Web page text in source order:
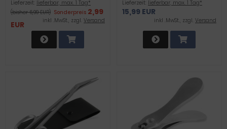
Lieferzeit: lieferbar, max. 1 Tag*
(bisher 6,99 EUR) Sonderpreis 2,99
EUR
inkl .MwSt., zzgl. Versand
CHNITTFLÄCHE - SCHERE AUS H
OCHWERTIGEM ROSTFREIEM E
DELSTAHL FÜR EXTRA DICKE S
USSNÄGEL 10CM - SEHR STABIL
Lieferzeit: lieferbar, max. 1 Tag*
15,99 EUR
inkl .MwSt., zzgl. Versand